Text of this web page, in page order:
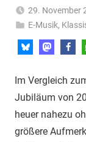
29. November
E-Musik,
Im Vergleich
Jubiläum von
heuer nahezu
größere